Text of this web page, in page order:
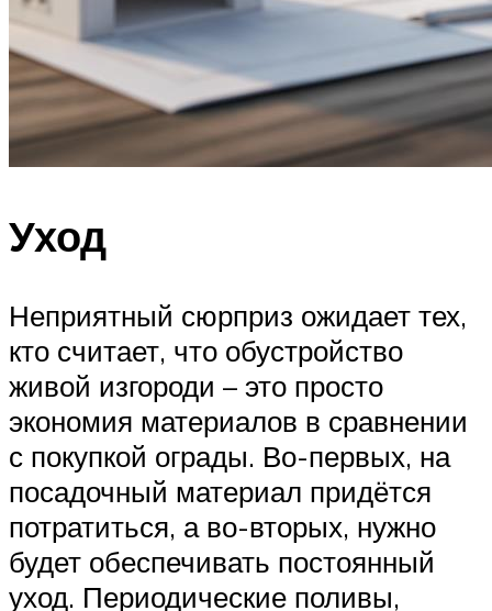
Уход
Неприятный сюрприз ожидает тех,
кто считает, что обустройство
живой изгороди – это просто
экономия материалов в сравнении
с покупкой ограды. Во-первых, на
посадочный материал придётся
потратиться, а во-вторых, нужно
будет обеспечивать постоянный
уход. Периодические поливы,